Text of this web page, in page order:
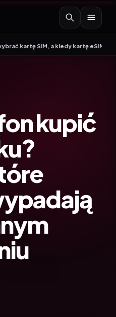
eSIM? Poradnik Mobile Vikings
kupić